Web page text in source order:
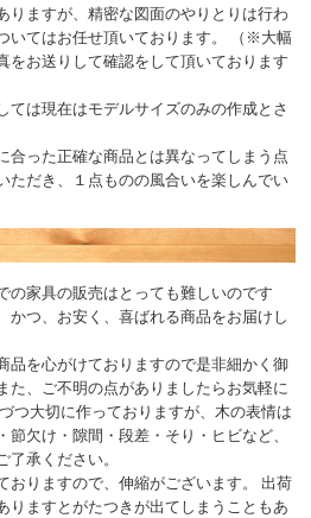
りますが、精密な図面のやりとりは行わ
いてはお任せ頂いております。 （※大幅
をお送りして確認をして頂いております
ては現在はモデルサイズのみの作成とさ
合った正確な商品とは異なってしまう点
ただき、１点ものの風合いを楽しんでい
の家具の販売はとっても難しいのです
かつ、お安く、喜ばれる商品をお届けし
を心がけておりますので是非細かく御
た、ご不明の点がありましたらお気軽に
つ大切に作っておりますが、木の表情は
節欠け・隙間・段差・そり・ヒビなど、
了承ください。
おりますので、伸縮がございます。 出荷
りますとがたつきが出てしまうこともあ